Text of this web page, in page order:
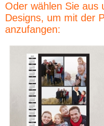
Oder wählen Sie aus
Designs, um mit der
anzufangen: